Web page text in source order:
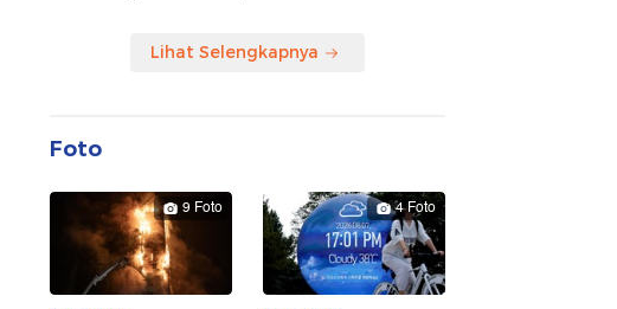
Lihat Selengkapnya
Foto
9 Foto 4 Foto